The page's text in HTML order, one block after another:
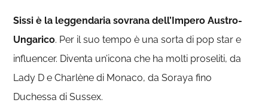
Sissi è la leggendaria sovrana dell’Impero Austro-
Ungarico. Per il suo tempo è una sorta di pop star e
influencer. Diventa un’icona che ha molti proseliti, da
Lady D e Charlène di Monaco, da Soraya fino
Duchessa di Sussex.